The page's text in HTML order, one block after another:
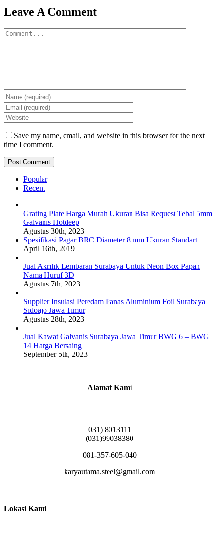
Facebook
Twitter
Reddit
LinkedIn
WhatsApp
Tumblr
Pinterest
Vk
Email
Leave A Comment
Comment
Save my name, email, and website in this browser for the next
time I comment.
Popular
Recent
Grating Plate Harga Murah Ukuran Bisa Request Tebal 5mm
Galvanis Hotdeep
Agustus 30th, 2023
Spesifikasi Pagar BRC Diameter 8 mm Ukuran Standart
April 16th, 2019
Jual Akrilik Lembaran Surabaya Untuk Neon Box Papan
Nama Huruf 3D
Agustus 7th, 2023
Supplier Insulasi Peredam Panas Aluminium Foil Surabaya
Sidoajo Jawa Timur
Agustus 28th, 2023
Jual Kawat Galvanis Surabaya Jawa Timur BWG 6 – BWG
14 Harga Bersaing
September 5th, 2023
Alamat Kami
031) 8013111
(031)99038380
081-357-605-040
karyautama.steel@gmail.com
Lokasi Kami